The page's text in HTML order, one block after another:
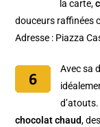
la carte,
douceurs raffinées
Adresse : Piazza
Avec sa
chocolat chaud,